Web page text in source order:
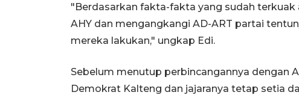
"Berdasarkan fakta-fakta yang sudah
AHY dan mengangkangi AD-ART partai
mereka lakukan," ungkap Edi.
Sebelum menutup perbincangannya dengan
Demokrat Kalteng dan jajaranya tetap setia